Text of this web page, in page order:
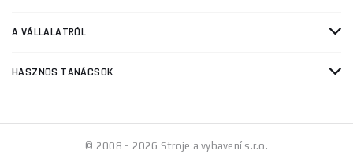
A VÁLLALATRÓL
HASZNOS TANÁCSOK
© 2008 - 2026 Stroje a vybavení s.r.o.